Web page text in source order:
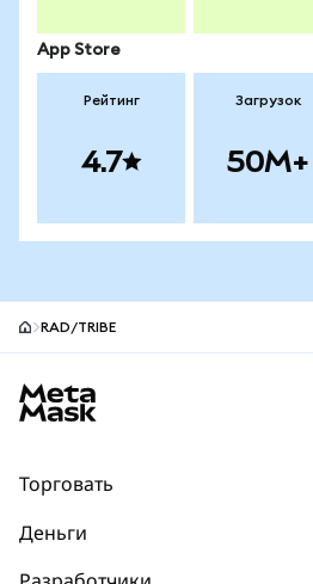
App Store
Рейтинг
4.7
Загрузок
50M+
RAD/TRIBE
Торговать
Деньги